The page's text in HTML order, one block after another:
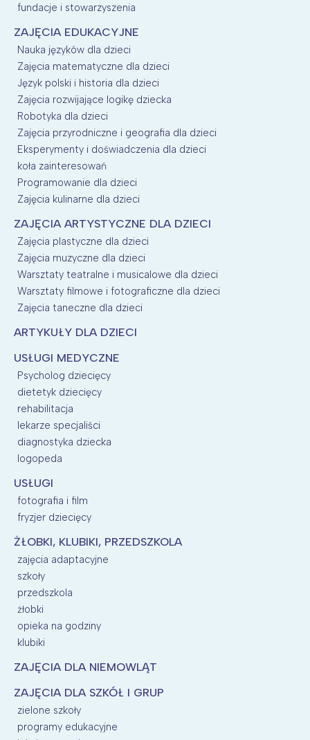
fundacje i stowarzyszenia
ZAJĘCIA EDUKACYJNE
Nauka języków dla dzieci
Zajęcia matematyczne dla dzieci
Język polski i historia dla dzieci
Zajęcia rozwijające logikę dziecka
Robotyka dla dzieci
Zajęcia przyrodniczne i geografia dla dzieci
Eksperymenty i doświadczenia dla dzieci
koła zainteresowań
Programowanie dla dzieci
Zajęcia kulinarne dla dzieci
ZAJĘCIA ARTYSTYCZNE DLA DZIECI
Zajęcia plastyczne dla dzieci
Zajęcia muzyczne dla dzieci
Warsztaty teatralne i musicalowe dla dzieci
Warsztaty filmowe i fotograficzne dla dzieci
Zajęcia taneczne dla dzieci
ARTYKUŁY DLA DZIECI
USŁUGI MEDYCZNE
Psycholog dziecięcy
dietetyk dziecięcy
rehabilitacja
lekarze specjaliści
diagnostyka dziecka
logopeda
USŁUGI
fotografia i film
fryzjer dziecięcy
ŻŁOBKI, KLUBIKI, PRZEDSZKOLA
zajęcia adaptacyjne
szkoły
przedszkola
żłobki
opieka na godziny
klubiki
ZAJĘCIA DLA NIEMOWLĄT
ZAJĘCIA DLA SZKÓŁ I GRUP
zielone szkoły
programy edukacyjne